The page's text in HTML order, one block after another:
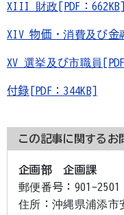
XIII 財政[PDF：662KB]
XIV 物価・消費及び金
XV 選挙及び市職員
付録[PDF：344KB]
この記事に関するお
企画部 企画課
郵便番号： 901-2501
住所： 沖縄県浦添市